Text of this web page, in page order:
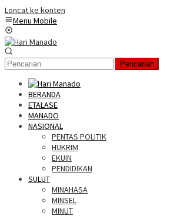
Loncat ke konten
Menu Mobile
Pencarian
BERANDA
ETALASE
MANADO
NASIONAL
PENTAS POLITIK
HUKRIM
EKUIN
PENDIDIKAN
SULUT
MINAHASA
MINSEL
MINUT